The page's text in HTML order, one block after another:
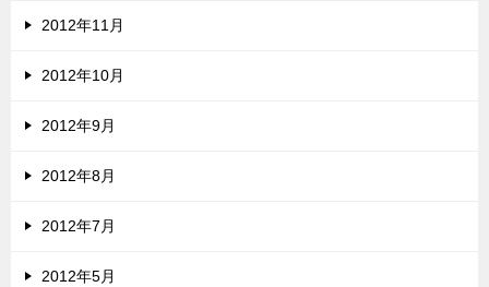
2012年11月
2012年10月
2012年9月
2012年8月
2012年7月
2012年5月